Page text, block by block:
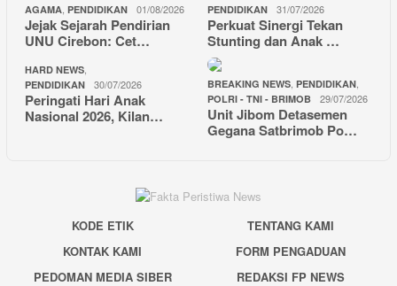
AGAMA PENDIDIKAN 01/08/2026
Jejak Sejarah Pendirian
UNU Cirebon: Cet…
PENDIDIKAN 31/07/2026
Perkuat Sinergi Tekan
Stunting dan Anak …
HARD NEWS
PENDIDIKAN 30/07/2026
Peringati Hari Anak
Nasional 2026, Kilan…
BREAKING NEWS PENDIDIKAN
POLRI - TNI - BRIMOB 29/07/2026
Unit Jibom Detasemen
Gegana Satbrimob Po…
KODE ETIK
TENTANG KAMI
KONTAK KAMI
FORM PENGADUAN
PEDOMAN MEDIA SIBER
REDAKSI FP NEWS